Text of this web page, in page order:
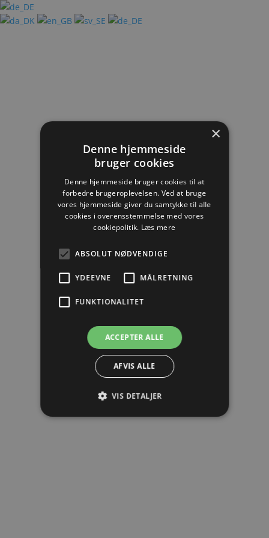
×
Denne hjemmeside
bruger cookies
Denne hjemmeside bruger cookies til at
forbedre brugeroplevelsen. Ved at bruge
vores hjemmeside giver du samtykke til alle
cookies i overensstemmelse med vores
cookiepolitik. Læs mere
ABSOLUT NØDVENDIGE
YDEEVNE MÅLRETNING
FUNKTIONALITET
ACCEPTER ALLE
AFVIS ALLE
VIS DETALJER